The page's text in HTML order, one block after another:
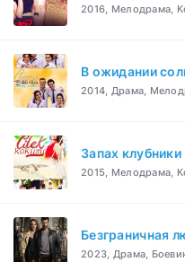
2016, Мелодрама,
В ожидании
2014, Драма,
Запах клубники
2015, Мелодрама,
Безграничная
2023, Драма,